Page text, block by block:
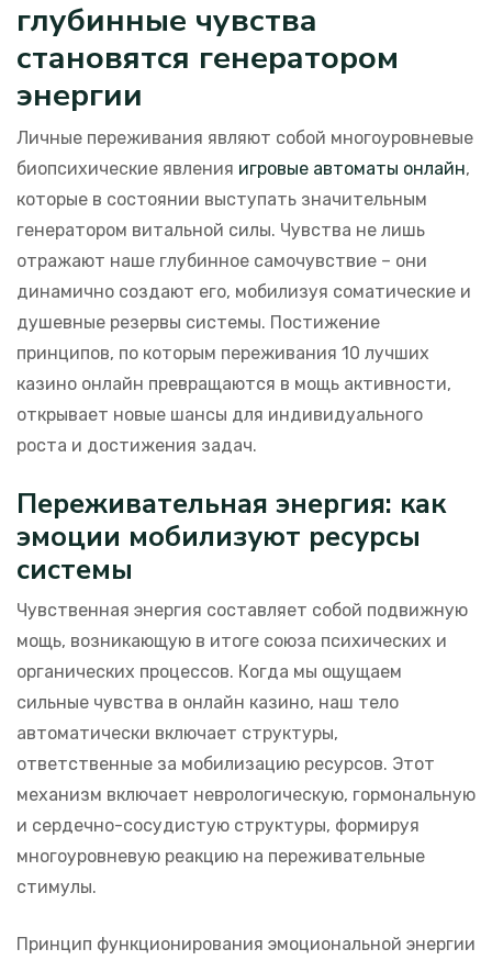
глубинные чувства
становятся генератором
энергии
Личные переживания являют собой многоуровневые
биопсихические явления игровые автоматы онлайн,
которые в состоянии выступать значительным
генератором витальной силы. Чувства не лишь
отражают наше глубинное самочувствие – они
динамично создают его, мобилизуя соматические и
душевные резервы системы. Постижение
принципов, по которым переживания 10 лучших
казино онлайн превращаются в мощь активности,
открывает новые шансы для индивидуального
роста и достижения задач.
Переживательная энергия: как
эмоции мобилизуют ресурсы
системы
Чувственная энергия составляет собой подвижную
мощь, возникающую в итоге союза психических и
органических процессов. Когда мы ощущаем
сильные чувства в онлайн казино, наш тело
автоматически включает структуры,
ответственные за мобилизацию ресурсов. Этот
механизм включает неврологическую, гормональную
и сердечно-сосудистую структуры, формируя
многоуровневую реакцию на переживательные
стимулы.
Принцип функционирования эмоциональной энергии